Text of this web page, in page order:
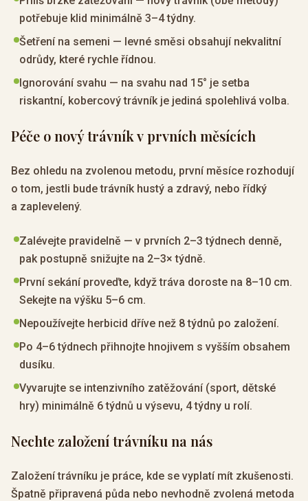
potřebuje klid minimálně 3–4 týdny.
Šetření na semeni — levné směsi obsahují nekvalitní
odrůdy, které rychle řídnou.
Ignorování svahu — na svahu nad 15° je setba
riskantní, kobercový trávník je jediná spolehlivá volba.
Péče o nový trávník v prvních měsících
Bez ohledu na zvolenou metodu, první měsíce rozhodují
o tom, jestli bude trávník hustý a zdravý, nebo řídký
a zaplevelený.
Zalévejte pravidelně — v prvních 2–3 týdnech denně,
pak postupně snižujte na 2–3× týdně.
První sekání proveďte, když tráva doroste na 8–10 cm.
Sekejte na výšku 5–6 cm.
Nepoužívejte herbicid dříve než 8 týdnů po založení.
Po 4–6 týdnech přihnojte hnojivem s vyšším obsahem
dusíku.
Vyvarujte se intenzivního zatěžování (sport, dětské
hry) minimálně 6 týdnů u výsevu, 4 týdny u rolí.
Nechte založení trávníku na nás
Založení trávníku je práce, kde se vyplatí mít zkušenosti.
Špatně připravená půda nebo nevhodně zvolená metoda